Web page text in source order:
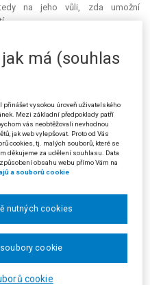
na jeho vůli, zda umožní
řád“) městský soud uvedl,
že odvolací orgán přezkoumává
předpisy v plném rozsahu,
jen v rozsahu námitek
to vyžaduje veřejný zájem.
došlo k omezení plného
orgán povinen přezkoumat
s právními předpisy v celém
v odvolání (rozkladu). Navíc z
stránce nad rámec námitek
To platí zejména v daném
zájem na dalším průzkumu a
a zákon výslovně nezakazuje,
prvostupňového rozhodnutí,
o další důvody, které jsou podle
má (souhlas
vysokou úroveň uživatelského
Mezi základní předpoklady patří
vás neobtěžovali nevhodnou
jak web vylepšovat. Proto od Vás
cookies, tj. malých souborů, které se
děkujeme za udělení souhlasu. Data
obsahu webu přímo Vám na
a souborů cookie
cookie
nutných cookies
cookie